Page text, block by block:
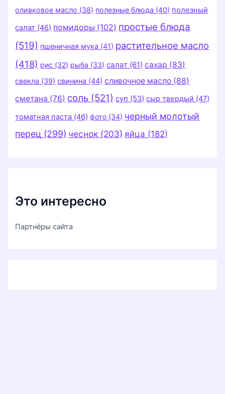
оливковое масло (38) полезные блюда (40) полезный
салат (46) помидоры (102) простые блюда
(519) пшеничная мука (41) растительное масло
(418) рис (32) рыба (33) салат (61) сахар (83)
свекла (39) свинина (44) сливочное масло (88)
сметана (76) соль (521) суп (53) сыр твердый (47)
томатная паста (46) фото (34) черный молотый
перец (299) чеснок (203) яйца (182)
Это интересно
Партнёры сайта